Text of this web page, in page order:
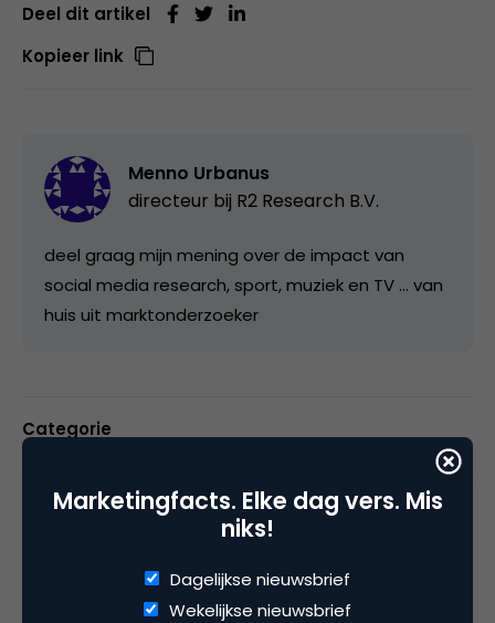
Deel dit artikel
Kopieer link
Menno Urbanus
directeur bij R2 Research B.V.
deel graag mijn mening over de impact van
social media research, sport, muziek en TV ... van
huis uit marktonderzoeker
Categorie
facebook marketing, onderzoek,
social media marketing
Marketingfacts. Elke dag vers. Mis
niks!
Dagelijkse nieuwsbrief
Wekelijkse nieuwsbrief